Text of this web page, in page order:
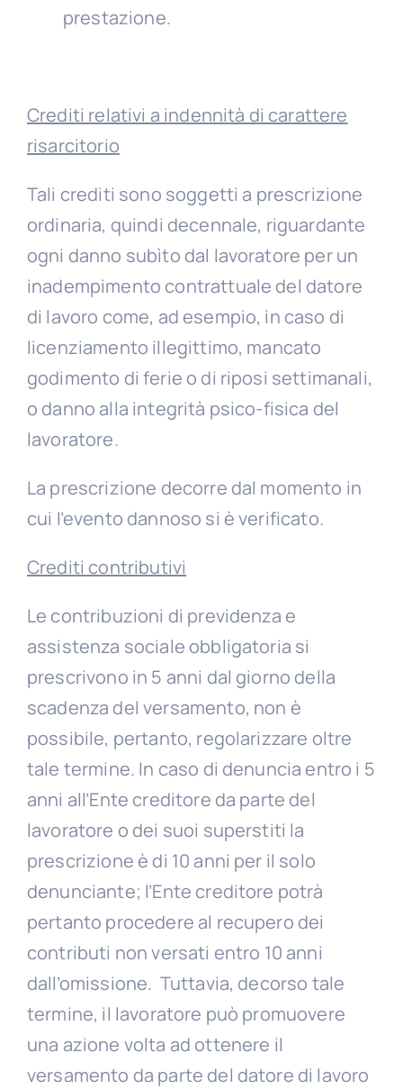
prestazione.
Crediti relativi a indennità di carattere
risarcitorio
Tali crediti sono soggetti a prescrizione
ordinaria, quindi decennale, riguardante
ogni danno subìto dal lavoratore per un
inadempimento contrattuale del datore
di lavoro come, ad esempio, in caso di
licenziamento illegittimo, mancato
godimento di ferie o di riposi settimanali,
o danno alla integrità psico-fisica del
lavoratore.
La prescrizione decorre dal momento in
cui l’evento dannoso si è verificato.
Crediti contributivi
Le contribuzioni di previdenza e
assistenza sociale obbligatoria si
prescrivono in 5 anni dal giorno della
scadenza del versamento, non è
possibile, pertanto, regolarizzare oltre
tale termine. In caso di denuncia entro i 5
anni all’Ente creditore da parte del
lavoratore o dei suoi superstiti la
prescrizione è di 10 anni per il solo
denunciante; l’Ente creditore potrà
pertanto procedere al recupero dei
contributi non versati entro 10 anni
dall’omissione. Tuttavia, decorso tale
termine, il lavoratore può promuovere
una azione volta ad ottenere il
versamento da parte del datore di lavoro